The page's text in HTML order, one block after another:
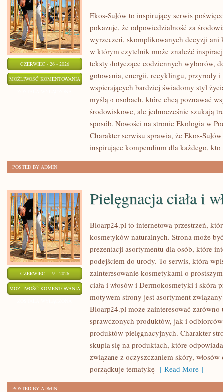
CZERWIEC - 26 - 2026
MOŻLIWOŚĆ KOMENTOWANIA ŚWIADOME
ZAKUPY
Ekos-Sułów to inspirujący serwis
pokazuje, że odpowiedzialność za
wyrzeczeń, skomplikowanych decyzji ani
w którym czytelnik może znaleźć
teksty dotyczące codziennych wyborów,
gotowania, energii, recyklingu, przyrody i
wspierających bardziej świadomy styl
myślą o osobach, które chcą poznawać
środowiskowe, ale jednocześnie szukają
sposób. Nowości na stronie Ekologia w
Charakter serwisu sprawia, że Ekos-
inspirujące kompendium dla każdego, kto
POSTED BY ADMIN
CZERWIEC - 19 - 2026
MOŻLIWOŚĆ KOMENTOWANIA PIELĘGNACJA
CIAŁA
WŁOSÓW
Pielęgnacja ciała i
Bioarp24.pl to internetowa przestrzeń,
kosmetyków naturalnych. Strona może
prezentacji asortymentu dla osób, które
podejściem do urody. To serwis, która
zainteresowanie kosmetykami o
ciała i włosów i Dermokosmetyki i skóra
motywem strony jest asortyment
Bioarp24.pl może zainteresować
sprawdzonych produktów, jak i
produktów pielęgnacyjnych. Charakter
skupia się na produktach, które
związane z oczyszczaniem skóry, włosów
porządkuje tematykę [ Read More ]
POSTED BY ADMIN